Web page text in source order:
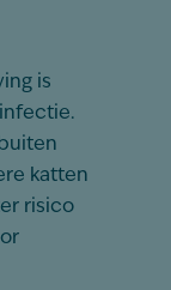
is
katten
risico